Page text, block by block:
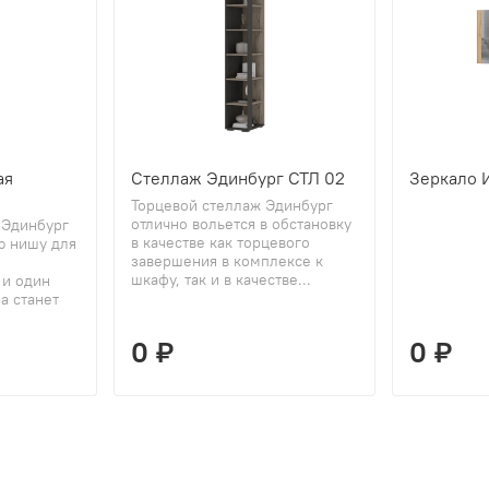
нишу для
один
станет
Стеллаж Эдинбург СТЛ 02
Торцевой стеллаж Эдинбург
отлично вольется в обстановку
в качестве как торцевого
завершения в комплексе к
шкафу, так и в качестве...
0 ₽
Зеркало
0 ₽